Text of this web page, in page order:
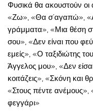
Φυσικά θα ακουστούν οι
«Ζω», «Θα σ´αγαπώ»,
γράμματα», «Μια θέση
σου», «Δεν είναι που
εμείς», «Ο ταξιδιώτης
Άγγελος μου», «Δεν
κοιτάζεις», «Σκόνη και
«Στους πέντε
φεγγάρι»